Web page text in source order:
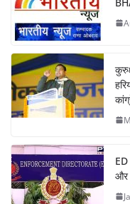
b
o
o
k
A
p
ED
और